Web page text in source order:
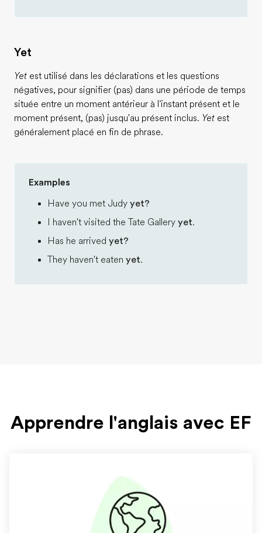
Yet
Yet est utilisé dans les déclarations et les questions
négatives, pour signifier (pas) dans une période de temps
située entre un moment antérieur à l’instant présent et le
moment présent, (pas) jusqu'au présent inclus. Yet est
généralement placé en fin de phrase.
Examples
Have you met Judy yet?
I haven't visited the Tate Gallery yet.
Has he arrived yet?
They haven't eaten yet.
Apprendre l'anglais avec EF